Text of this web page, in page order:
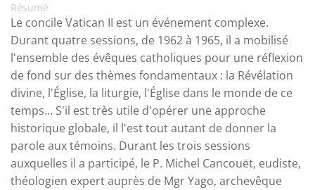
Résumé
Le concile Vatican II est un événement complexe.
Durant quatre sessions, de 1962 à 1965, il a mobilisé
l'ensemble des évêques catholiques pour une réflexion
de fond sur des thèmes fondamentaux : la Révélation
divine, l'Église, la liturgie, l'Église dans le monde de ce
temps… S'il est très utile d'opérer une approche
historique globale, il l'est tout autant de donner la
parole aux témoins. Durant les trois sessions
auxquelles il a participé, le P. Michel Cancouët, eudiste,
théologien expert auprès de Mgr Yago, archevêque